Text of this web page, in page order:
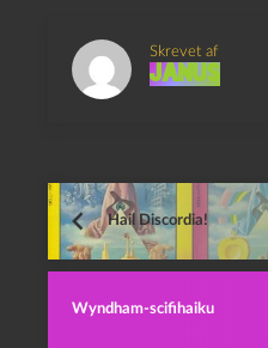
Skrevet af
Janus
Hail Discordia!
Wyndham-scifihaiku